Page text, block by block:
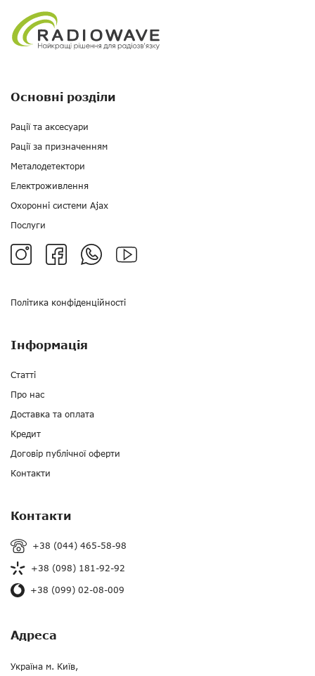
Політика конфіденційності
Основні розділи
Рації та аксесуари
Рації за призначенням
Металодетектори
Електроживлення
Охоронні системи Ajax
Послуги
Інформація
Статті
Про нас
Доставка та оплата
Кредит
Договір публічної оферти
Контакти
Контакти
+38 (044) 465-58-98
+38 (098) 181-92-92
+38 (099) 02-08-009
Адреса
Україна м. Київ,